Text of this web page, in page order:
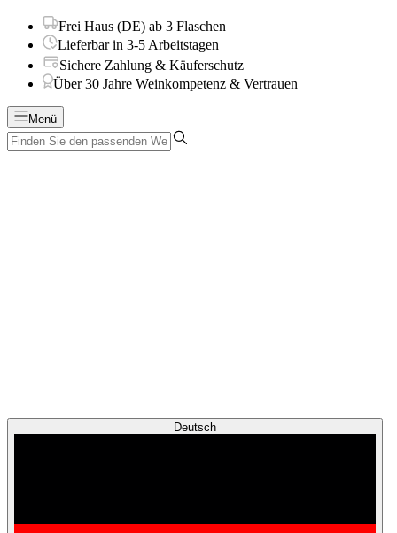
Frei Haus (DE) ab 3 Flaschen
Lieferbar in 3-5 Arbeitstagen
Sichere Zahlung & Käuferschutz
Über 30 Jahre Weinkompetenz & Vertrauen
Menü
Deutsch